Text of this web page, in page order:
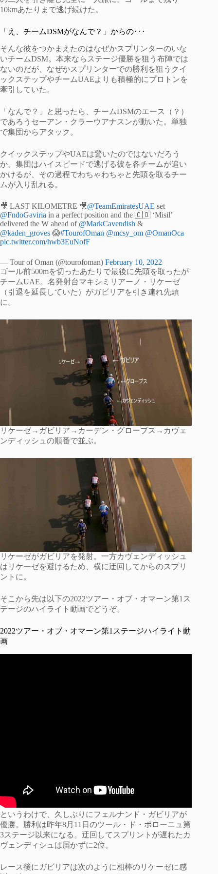
10kmあたりまで逃げ続けた。
「え、チームDSMがなんで？」からの･･･
そんな彼をつかまえたのはなぜかスプリンターのいな
いチームDSM。本来ならステージ優勝を狙う布陣では
ないのだが、なぜかスプリンターでの勝利を狙うクイ
ックステップやチームUAEよりも積極的にプロトンを
牽引していた。
「なんで？」と思ったら、チームDSMのエース（？）
であろうセーアン・クラーウアナスンが動いた。単独
で集団からアタック。
クイックステップやUAEは驚いたのではないだろう
か。集団はハイスピードで逃げる彼を各チームが追い
かけるが、その過程でわちゃわちゃと先頭を取るチー
ムが入り乱れる。
🎥 LAST KILOMETRE 🎥@TeamEmiratesUAE set
@FndoGaviria in a perfect position and the 🇨🇴 ‘Misil’
delivered the W ahead of @MarkCavendish &
@kaden_groves 😱#TourofOman @mcsy_om @OmanOca
pic.twitter.com/hwb3EuNofF
— Tour of Oman (@tourofoman) February 10, 2022
ゴール前500mを切ったあたりで最後に先頭を取ったが
チームUAE。名発射台マキシミリアーノ・リケーゼ
（引退を延長していた）がガビリアを引き連れ先頭
に。
リケーゼ→ガビリア→カーデン・グローブス→カヴェ
ンディッシュの順番で並ぶ。
リケーゼがガビリアを発射。一方カヴェンディッシュ
はリケーゼを避けるため、横に迂回してからのスプリ
ントに。
そこから先は以下の2022ツアー・オブ・オマーン第1ス
テージのハイライト動画でどうぞ。
2022ツアー・オブ・オマーン第1ステージハイライト動
画
というわけで、久しぶりにフェルナンド・ガビリアが
優勝。勝利は昨年8月11日のツール・ド・ポローニュ第
3ステージ以来になる。迂回してスプリントが遅れたカ
ヴェンディシュは届かずに2位。
レース後にガビリアは次のように相棒のリケーゼに感